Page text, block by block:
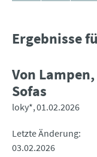
Ergebnisse
Von
Sofas
loky* 01.02.2026
Letzte Änderung
03.02.2026